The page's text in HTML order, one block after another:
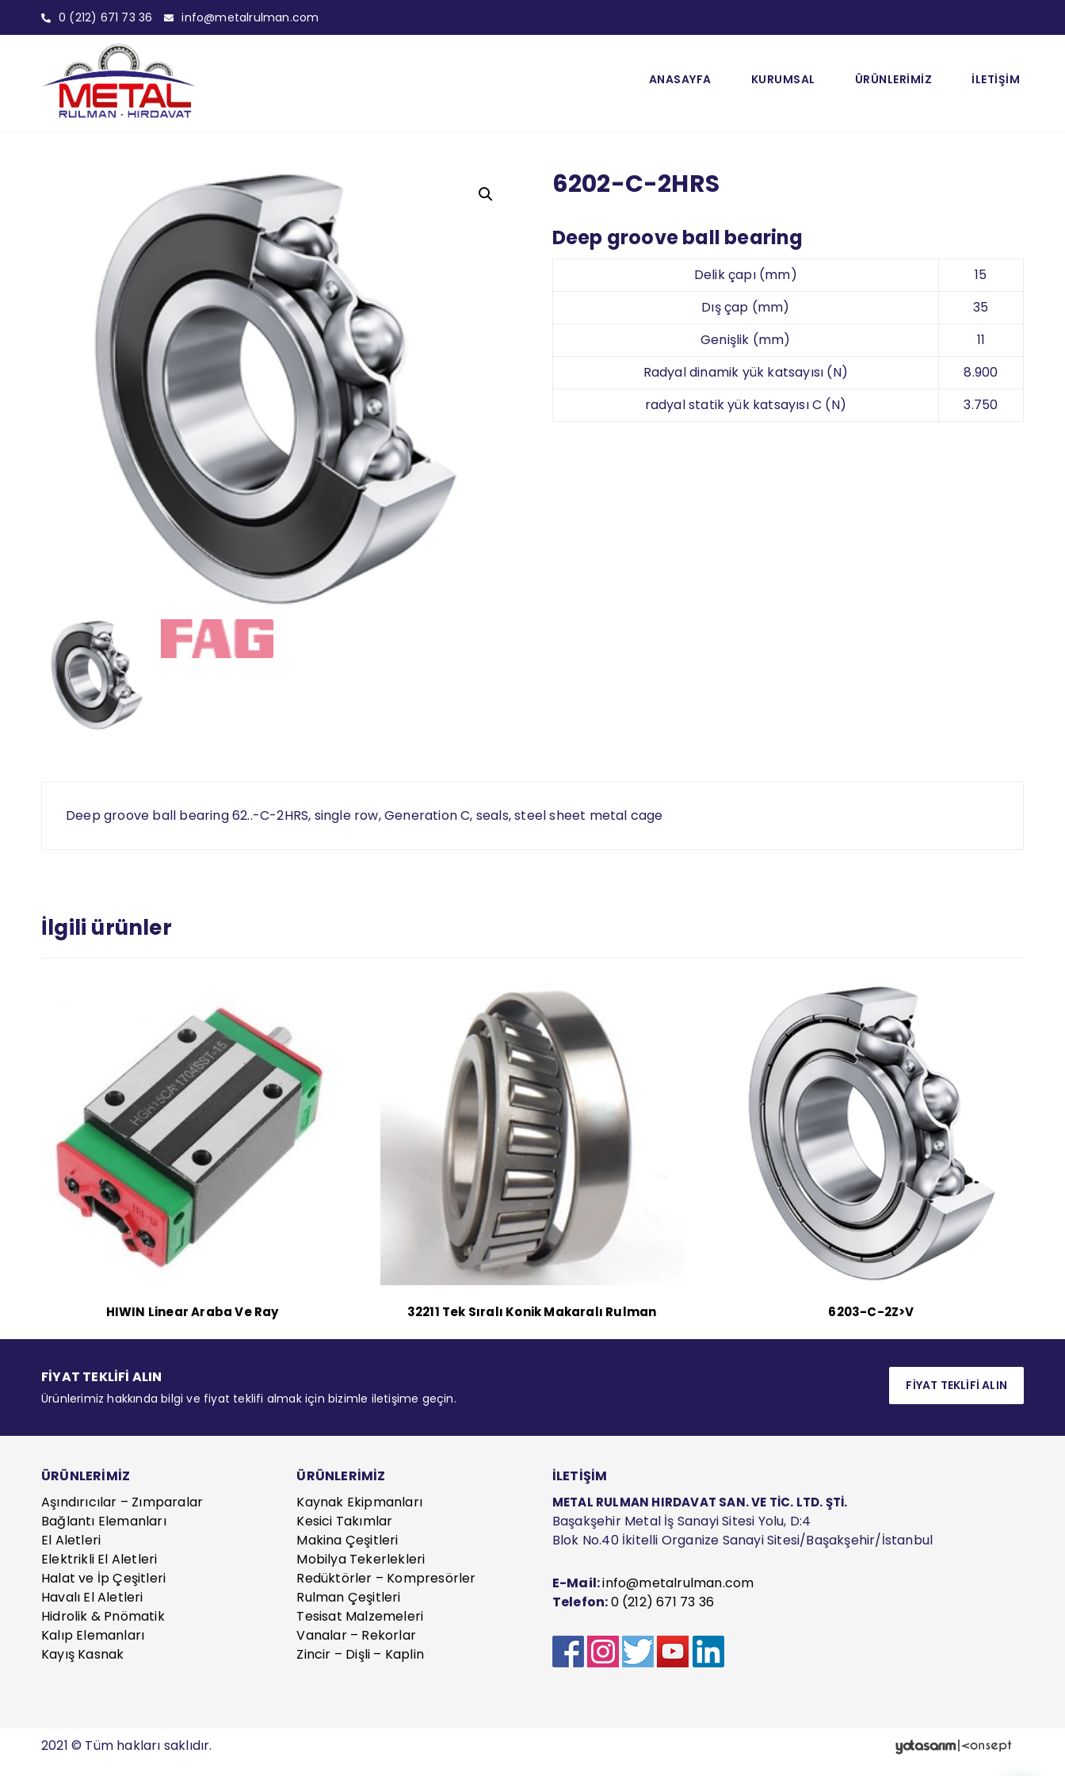
0 (212) 671 73 36 info@metalrulman.com
ANASAYFA KURUMSAL ÜRÜNLERİMİZ İLETİŞİM
6202-C-2HRS
Deep groove ball bearing
Delik çapı (mm)
15
Dış çap (mm)
35
Genişlik (mm)
11
Radyal dinamik yük katsayısı (N)
8.900
radyal statik yük katsayısı C (N)
3.750
Deep groove ball bearing 62..-C-2HRS, single row, Generation C, seals, steel sheet metal cage
İlgili ürünler
HIWIN Linear Araba Ve Ray 32211 Tek Sıralı Konik Makaralı Rulman 6203-C-2Z>V
FİYAT TEKLİFİ ALIN
Ürünlerimiz hakkında bilgi ve fiyat teklifi almak için bizimle iletişime geçin.
FİYAT TEKLİFİ ALIN
ÜRÜNLERİMİZ
Aşındırıcılar – Zımparalar
Bağlantı Elemanları
El Aletleri
Elektrikli El Aletleri
Halat ve İp Çeşitleri
Havalı El Aletleri
Hidrolik & Pnömatik
Kalıp Elemanları
Kayış Kasnak
ÜRÜNLERİMİZ
Kaynak Ekipmanları
Kesici Takımlar
Makina Çeşitleri
Mobilya Tekerlekleri
Redüktörler – Kompresörler
Rulman Çeşitleri
Tesisat Malzemeleri
Vanalar – Rekorlar
Zincir – Dişli – Kaplin
İLETİŞİM
METAL RULMAN HIRDAVAT SAN. VE TİC. LTD. ŞTİ.
Başakşehir Metal İş Sanayi Sitesi Yolu, D:4
Blok No.40 İkitelli Organize Sanayi Sitesi/Başakşehir/İstanbul
E-Mail:info@metalrulman.com
Telefon:0 (212) 671 73 36
2021 © Tüm hakları saklıdır.